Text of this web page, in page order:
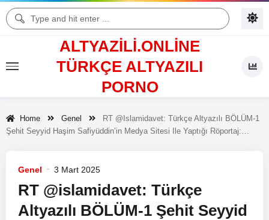
ALTYAZILI.ONLINE
TÜRKÇE ALTYAZILI
PORNO
Home Genel
RT @islamidavet: Türkçe Altyazılı BÖLÜM-1
Şehit Seyyid Haşim Safiyüddin’in Medya Sitesi Ile Yaptığı Röportaj:…
Genel 3 Mart 2025
RT @islamidavet: Türkçe
Altyazılı BÖLÜM-1 Şehit Seyyid